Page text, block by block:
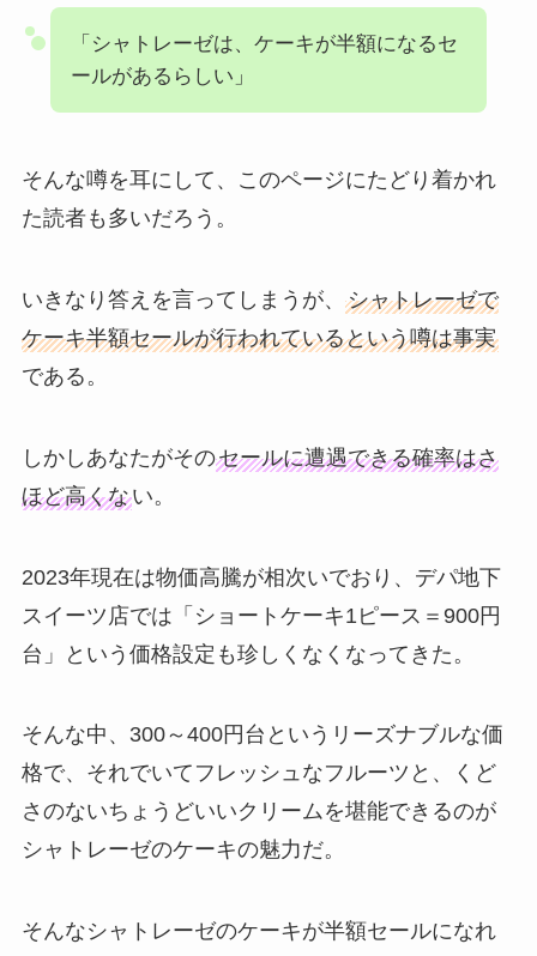
「シャトレーゼは、ケーキが半額になるセ
ールがあるらしい」
そんな噂を耳にして、このページにたどり着かれ
た読者も多いだろう。
いきなり答えを言ってしまうが、 シャトレーゼで
ケーキ半額セールが行われているという噂は事実
である。
しかしあなたがそのセールに遭遇できる確率はさ
ほど高くない。
2023年現在は物価高騰が相次いでおり、デパ地下
スイーツ店では「ショートケーキ1ピース＝900円
台」という価格設定も珍しくなくなってきた。
そんな中、300～400円台というリーズナブルな価
格で、それでいてフレッシュなフルーツと、くど
さのないちょうどいいクリームを堪能できるのが
シャトレーゼのケーキの魅力だ。
そんなシャトレーゼのケーキが半額セールになれ